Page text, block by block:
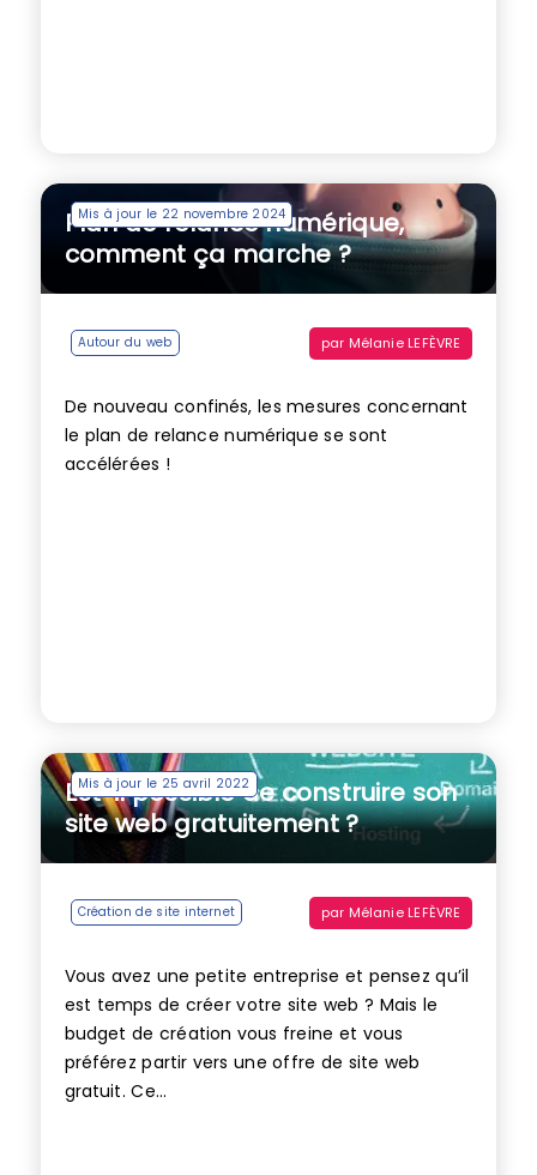
Mis à jour le 22 novembre 2024
Plan de relance numérique,
comment ça marche ?
Autour du web par Mélanie LEFÈVRE
De nouveau confinés, les mesures concernant
le plan de relance numérique se sont
accélérées !
Mis à jour le 25 avril 2022
Est-il possible de construire son
site web gratuitement ?
Création de site internet par Mélanie LEFÈVRE
Vous avez une petite entreprise et pensez qu’il
est temps de créer votre site web ? Mais le
budget de création vous freine et vous
préférez partir vers une offre de site web
gratuit. Ce...